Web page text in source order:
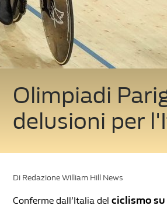
Olimpiadi
delusioni per
Di Redazione William Hill News
Conferme dall’Italia del ciclismo